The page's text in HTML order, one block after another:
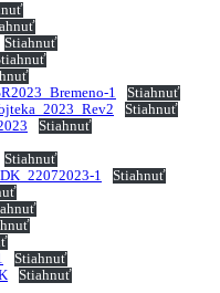
Stiahnuť
1
Stiahnuť
Stiahnuť
Stiahnuť
Stiahnuť
1
Stiahnuť
Stiahnuť
Stiahnuť